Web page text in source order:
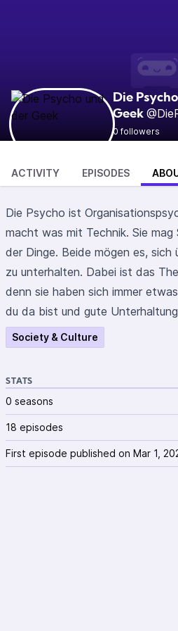
Die
Geek
0 followers
ACTIVITY EPISODES
Die Psycho ist
macht was mit Technik. Sie
der Dinge. Beide mögen es, sich
zu unterhalten. Dabei ist das
denn sie haben sich immer
du da bist und gute
Society & Culture
STATS
0 seasons
18 episodes
First episode published on Mar 1,